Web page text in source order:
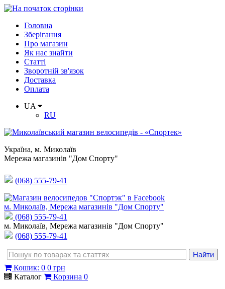
Головна
Зберігання
Про магазин
Як нас знайти
Статті
Зворотній зв'язок
Доставка
Оплата
UA
RU
Україна, м. Миколаїв
Мережа магазинів "Дом Спорту"
(068) 555-79-41
м. Миколаїв, Мережа магазинів "Дом Спорту"
(068) 555-79-41
м. Миколаїв, Мережа магазинів "Дом Спорту"
(068) 555-79-41
Кошик: 0 0 грн
Каталог
Корзина 0